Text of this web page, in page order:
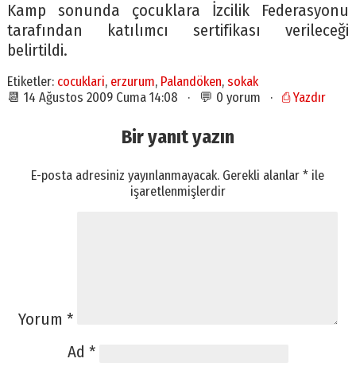
Kamp sonunda çocuklara İzcilik Federasyonu
tarafından katılımcı sertifikası verileceği
belirtildi.
Etiketler: cocuklari, erzurum, Palandöken, sokak
📆 14 Ağustos 2009 Cuma 14:08 · 💬 0 yorum · ⎙ Yazdır
Bir yanıt yazın
E-posta adresiniz yayınlanmayacak. Gerekli alanlar* ile
işaretlenmişlerdir
Yorum *
Ad *